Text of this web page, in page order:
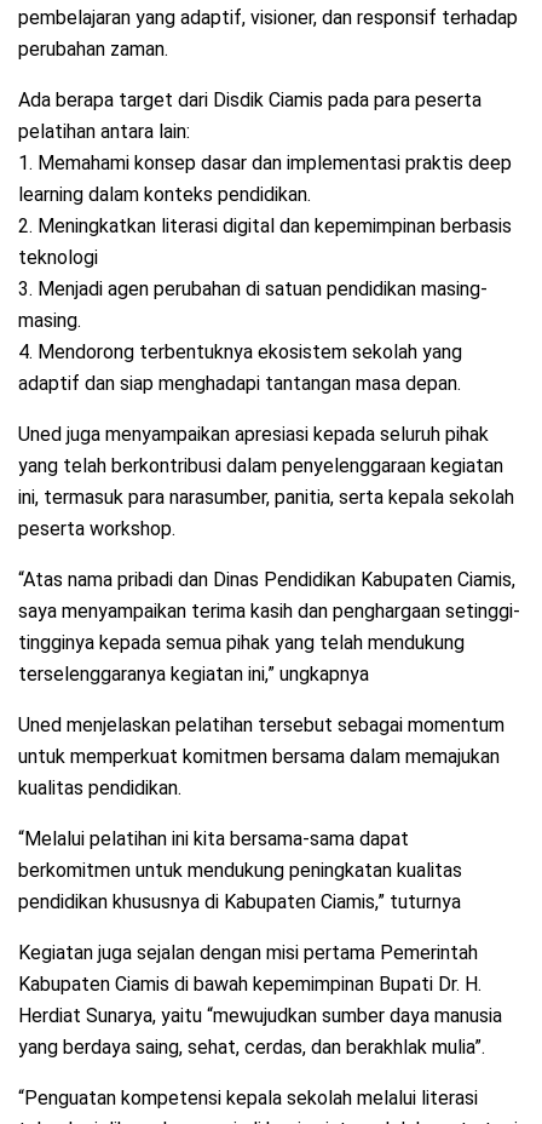
pembelajaran yang adaptif, visioner, dan responsif terhadap
perubahan zaman.
Ada berapa target dari Disdik Ciamis pada para peserta
pelatihan antara lain:
1. Memahami konsep dasar dan implementasi praktis deep
learning dalam konteks pendidikan.
2. Meningkatkan literasi digital dan kepemimpinan berbasis
teknologi
3. Menjadi agen perubahan di satuan pendidikan masing-
masing.
4. Mendorong terbentuknya ekosistem sekolah yang
adaptif dan siap menghadapi tantangan masa depan.
Uned juga menyampaikan apresiasi kepada seluruh pihak
yang telah berkontribusi dalam penyelenggaraan kegiatan
ini, termasuk para narasumber, panitia, serta kepala sekolah
peserta workshop.
“Atas nama pribadi dan Dinas Pendidikan Kabupaten Ciamis,
saya menyampaikan terima kasih dan penghargaan setinggi-
tingginya kepada semua pihak yang telah mendukung
terselenggaranya kegiatan ini,” ungkapnya
Uned menjelaskan pelatihan tersebut sebagai momentum
untuk memperkuat komitmen bersama dalam memajukan
kualitas pendidikan.
“Melalui pelatihan ini kita bersama-sama dapat
berkomitmen untuk mendukung peningkatan kualitas
pendidikan khususnya di Kabupaten Ciamis,” tuturnya
Kegiatan juga sejalan dengan misi pertama Pemerintah
Kabupaten Ciamis di bawah kepemimpinan Bupati Dr. H.
Herdiat Sunarya, yaitu “mewujudkan sumber daya manusia
yang berdaya saing, sehat, cerdas, dan berakhlak mulia”.
“Penguatan kompetensi kepala sekolah melalui literasi